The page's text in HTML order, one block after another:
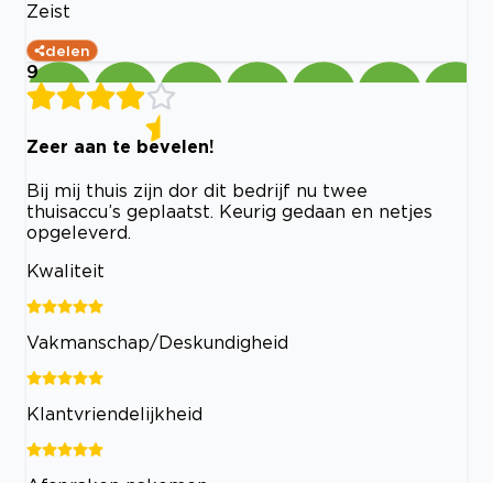
Zeist
delen
9
Zeer aan te bevelen!
Bij mij thuis zijn dor dit bedrijf nu twee
thuisaccu’s geplaatst. Keurig gedaan en netjes
opgeleverd.
Kwaliteit
Vakmanschap/Deskundigheid
Klantvriendelijkheid